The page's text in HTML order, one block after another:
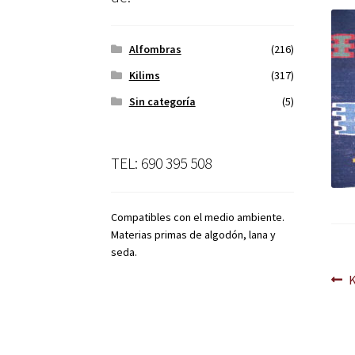
Alfombras
(216)
Kilims
(317)
Sin categoría
(5)
TEL: 690 395 508
Compatibles con el medio ambiente.
Materias primas de algodón, lana y
seda.